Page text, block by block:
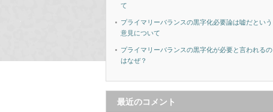
て
プライマリーバランスの黒字化必要論は嘘だという
意見について
プライマリーバランスの黒字化が必要と言われるの
はなぜ？
最近のコメント